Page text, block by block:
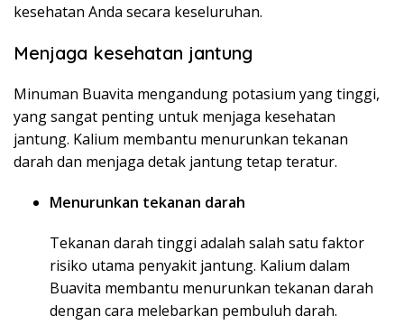
kesehatan Anda secara keseluruhan.
Menjaga kesehatan jantung
Minuman Buavita mengandung potasium yang tinggi,
yang sangat penting untuk menjaga kesehatan
jantung. Kalium membantu menurunkan tekanan
darah dan menjaga detak jantung tetap teratur.
Menurunkan tekanan darah
Tekanan darah tinggi adalah salah satu faktor
risiko utama penyakit jantung. Kalium dalam
Buavita membantu menurunkan tekanan darah
dengan cara melebarkan pembuluh darah.